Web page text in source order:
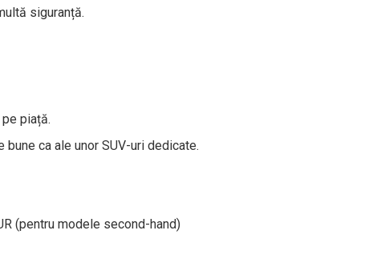
siguranță.
piață.
ca ale unor SUV-uri dedicate.
(pentru modele second-hand)